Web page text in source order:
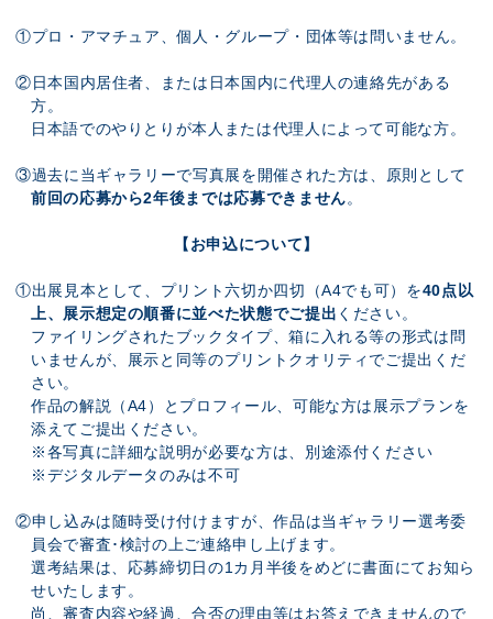
①プロ・アマチュア、個人・グループ・団体等は問いません。
②日本国内居住者、または日本国内に代理人の連絡先がある
方。
日本語でのやりとりが本人または代理人によって可能な方。
③過去に当ギャラリーで写真展を開催された方は、原則として
前回の応募から2年後までは応募できません。
【お申込について】
①出展見本として、プリント六切か四切（A4でも可）を40点以
上、展示想定の順番に並べた状態でご提出 ください。
ファイリングされたブックタイプ、箱に入れる等の形式は問
いませんが、展示と同等のプリントクオリティでご提出くだ
さい。
作品の解説（A4）とプロフィール、可能な方は展示プランを
添えてご提出ください。
※各写真に詳細な説明が必要な方は、別途添付ください
※デジタルデータのみは不可
②申し込みは随時受け付けますが、作品は当ギャラリー選考委
員会で審査･検討の上ご連絡申し上げます。
選考結果は、応募締切日の1カ月半後をめどに書面にてお知ら
せいたします。
尚、審査内容や経過、合否の理由等はお答えできませんので